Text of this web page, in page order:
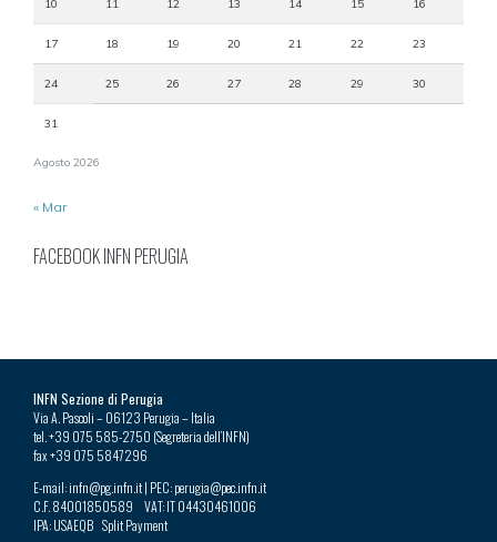
Agosto 2026
10 11 12 13 14 15 16
17 18 19 20 21 22 23
24 25 26 27 28 29 30
31
« Mar
FACEBOOK INFN PERUGIA
INFN Sezione di Perugia
Via A. Pascoli – 06123 Perugia – Italia
tel. +39 075 585-2750 (Segreteria dell’INFN)
fax +39 075 5847296
E-mail: infn@pg.infn.it | PEC: perugia@pec.infn.it
C.F. 84001850589 VAT: IT 04430461006
IPA: USAEQB Split Payment